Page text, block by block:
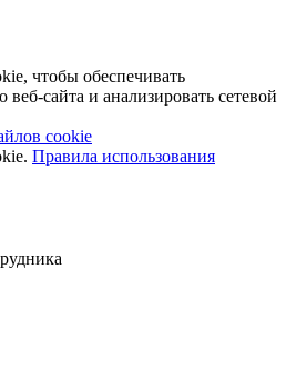
чтобы обеспечивать
сайта и анализировать сетевой
cookie
Правила использования